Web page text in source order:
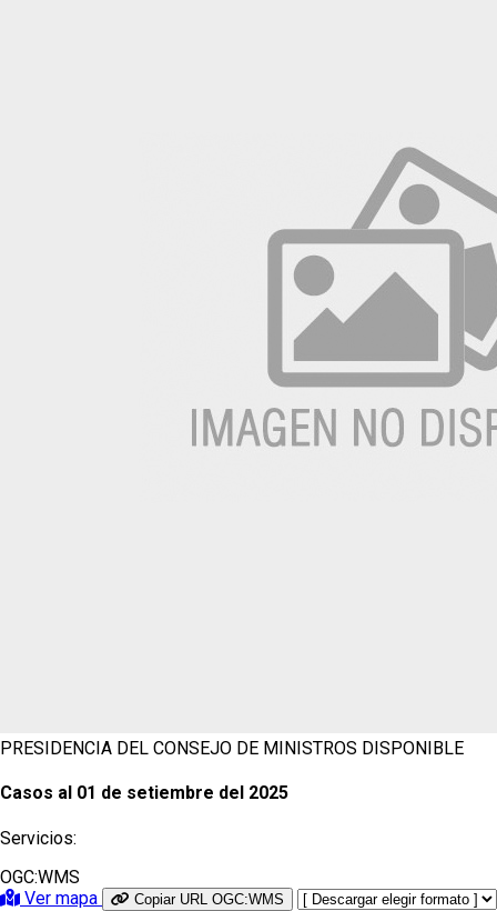
PRESIDENCIA DEL CONSEJO DE MINISTROS DISPONIBLE
Casos al 01 de setiembre del 2025
Servicios:
OGC:WMS
Ver mapa
Copiar URL OGC:WMS